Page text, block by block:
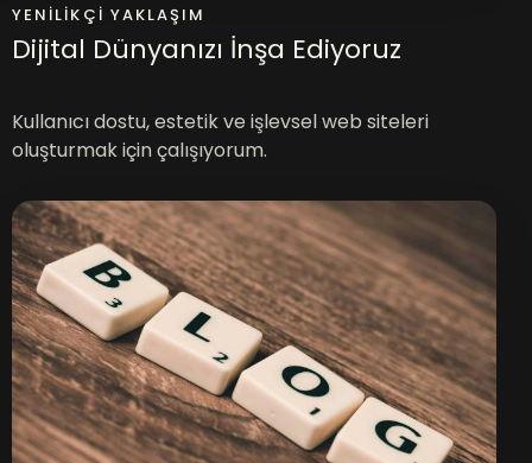
YENILIKÇI YAKLAŞIM
Dijital Dünyanızı İnşa Ediyoruz
Kullanıcı dostu, estetik ve işlevsel web siteleri
oluşturmak için çalışıyorum.